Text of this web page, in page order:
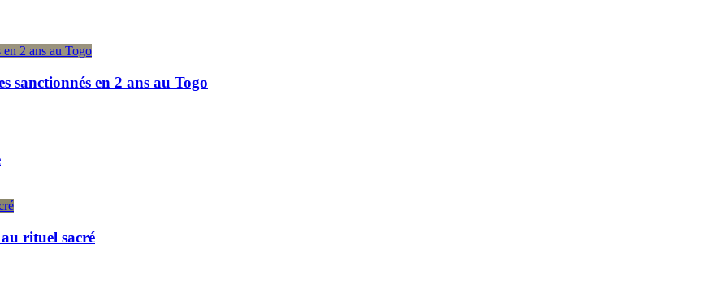
sanctionnés en 2 ans au Togo
rituel sacré